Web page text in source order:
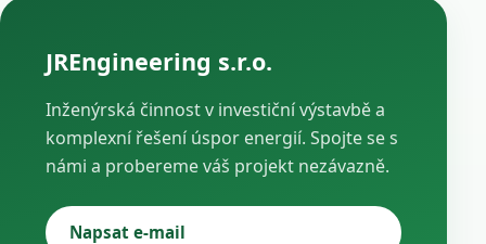
JREngineering s.r.o.
Inženýrská činnost v investiční výstavbě a
komplexní řešení úspor energií. Spojte se s
námi a probereme váš projekt nezávazně.
Napsat e-mail